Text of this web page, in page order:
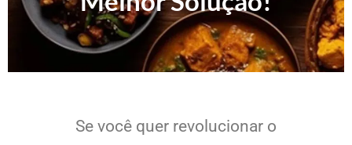
Se você quer revolucionar o